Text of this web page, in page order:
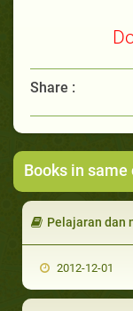
Share :
Books in same
Pelajaran dan
2012-12-01